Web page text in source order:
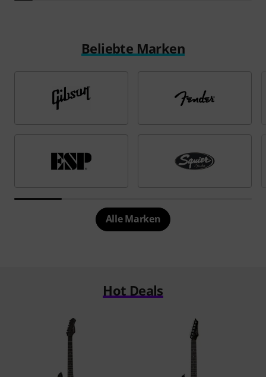
Beliebte Marken
Alle Marken
Hot Deals